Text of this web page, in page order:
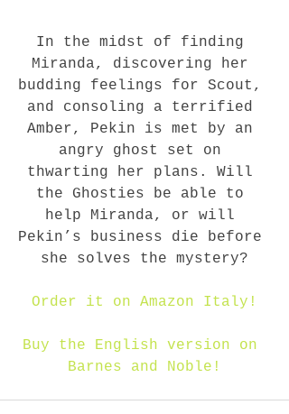
In the midst of finding
Miranda, discovering her
budding feelings for Scout,
and consoling a terrified
Amber, Pekin is met by an
angry ghost set on
thwarting her plans. Will
the Ghosties be able to
help Miranda, or will
Pekin’s business die before
she solves the mystery?
Order it on Amazon Italy!
Buy the English version on
Barnes and Noble!